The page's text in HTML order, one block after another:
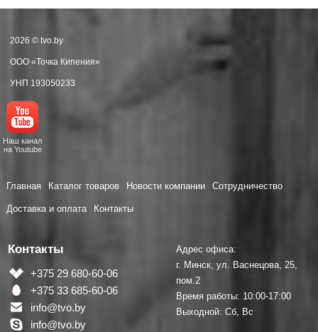
2026 © tvo.by
ООО «Точка Кипения»
УНП 193050233
Наш канал
на Youtube
Главная Каталог товаров Новости компании Сотрудничество
Доставка и оплата Контакты
Контакты
+375 29 680-60-06
+375 33 685-60-06
info@tvo.by
info@tvo.by
Адрес офиса:
г. Минск, ул. Васнецова, 25,
пом.2
Время работы: 10:00-17:00
Выходной: Сб, Вс